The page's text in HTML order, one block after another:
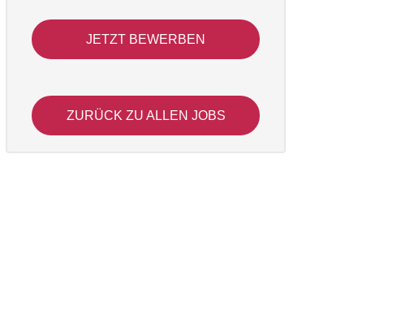
JETZT BEWERBEN
ZURÜCK ZU ALLEN JOBS